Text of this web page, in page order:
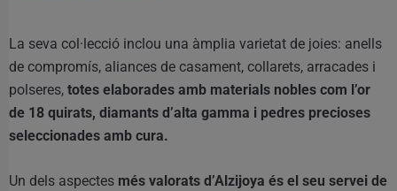
La seva col·lecció inclou una àmplia varietat de joies: anells
de compromís, aliances de casament, collarets, arracades i
polseres, totes elaborades amb materials nobles com l’or
de 18 quirats, diamants d’alta gamma i pedres precioses
seleccionades amb cura.
Un dels aspectes més valorats d’Alzijoya és el seu servei de